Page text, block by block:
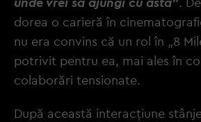
dorea o carieră în
nu era convins că un rol în „8
potrivit pentru ea, mai ales în
colaborări tensionate.
După această interacțiune